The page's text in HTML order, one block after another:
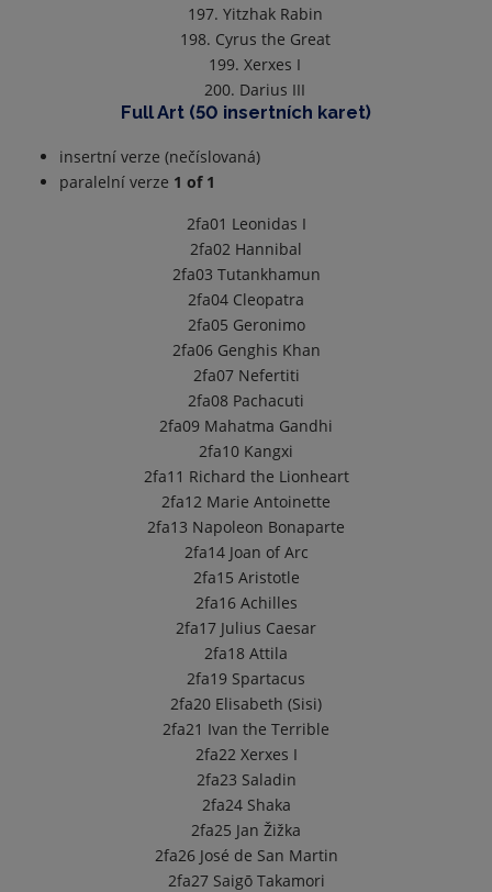
197. Yitzhak Rabin
198. Cyrus the Great
199. Xerxes I
200. Darius III
Full Art (50 insertních karet)
insertní verze (nečíslovaná)
paralelní verze 1 of 1
2fa01 Leonidas I
2fa02 Hannibal
2fa03 Tutankhamun
2fa04 Cleopatra
2fa05 Geronimo
2fa06 Genghis Khan
2fa07 Nefertiti
2fa08 Pachacuti
2fa09 Mahatma Gandhi
2fa10 Kangxi
2fa11 Richard the Lionheart
2fa12 Marie Antoinette
2fa13 Napoleon Bonaparte
2fa14 Joan of Arc
2fa15 Aristotle
2fa16 Achilles
2fa17 Julius Caesar
2fa18 Attila
2fa19 Spartacus
2fa20 Elisabeth (Sisi)
2fa21 Ivan the Terrible
2fa22 Xerxes I
2fa23 Saladin
2fa24 Shaka
2fa25 Jan Žižka
2fa26 José de San Martin
2fa27 Saigō Takamori